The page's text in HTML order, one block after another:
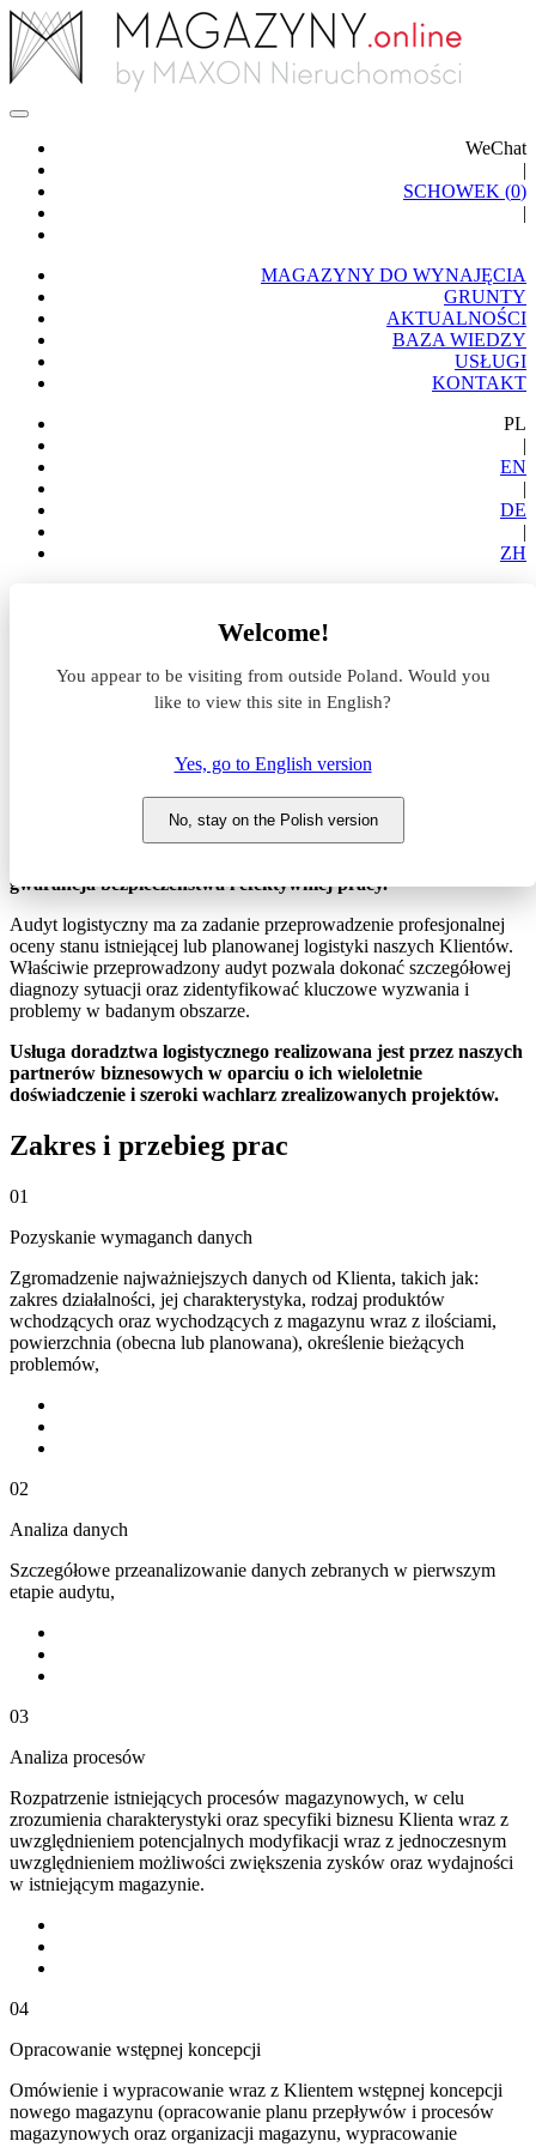
WeChat
|
SCHOWEK (0)
|
MAGAZYNY DO WYNAJĘCIA
GRUNTY
AKTUALNOŚCI
BAZA WIEDZY
USŁUGI
KONTAKT
PL
|
EN
|
DE
|
ZH
Welcome!
You appear to be visiting from outside Poland. Would you
like to view this site in English?
Yes, go to English version
No, stay on the Polish version
Doradztwo logistyczne
Doradztwo logistyczne
Zaprojektowanie optymalnej powierzchni magazynowej,
odpowiednia organizacja procesów logistycznych, czy wdrożenie
skutecznych narzędzi IT wymaga fachowej wiedzy i
doświadczonego partnera.Warto jednak podjąć ten wysiłek,
ponieważ prawidłowo przygotowana powierzchnia
gwarancja bezpieczeństwa i efektywniej pracy.
Audyt logistyczny ma za zadanie przeprowadzenie profesjonalnej
oceny stanu istniejącej lub planowanej logistyki naszych Klientów.
Właściwie przeprowadzony audyt pozwala dokonać szczegółowej
diagnozy sytuacji oraz zidentyfikować kluczowe wyzwania i
problemy w badanym obszarze.
Usługa doradztwa logistycznego realizowana jest przez naszych
partnerów biznesowych w oparciu o ich wieloletnie
doświadczenie i szeroki wachlarz zrealizowanych projektów.
Zakres i przebieg prac
01
Pozyskanie wymaganch danych
Zgromadzenie najważniejszych danych od Klienta, takich jak:
zakres działalności, jej charakterystyka, rodzaj produktów
wchodzących oraz wychodzących z magazynu wraz z ilościami,
powierzchnia (obecna lub planowana), określenie bieżących
problemów,
02
Analiza danych
Szczegółowe przeanalizowanie danych zebranych w pierwszym
etapie audytu,
03
Analiza procesów
Rozpatrzenie istniejących procesów magazynowych, w celu
zrozumienia charakterystyki oraz specyfiki biznesu Klienta wraz z
uwzględnieniem potencjalnych modyfikacji wraz z jednoczesnym
uwzględnieniem możliwości zwiększenia zysków oraz wydajności
w istniejącym magazynie.
04
Opracowanie wstępnej koncepcji
Omówienie i wypracowanie wraz z Klientem wstępnej koncepcji
nowego magazynu (opracowanie planu przepływów i procesów
magazynowych oraz organizacji magazynu, wypracowanie